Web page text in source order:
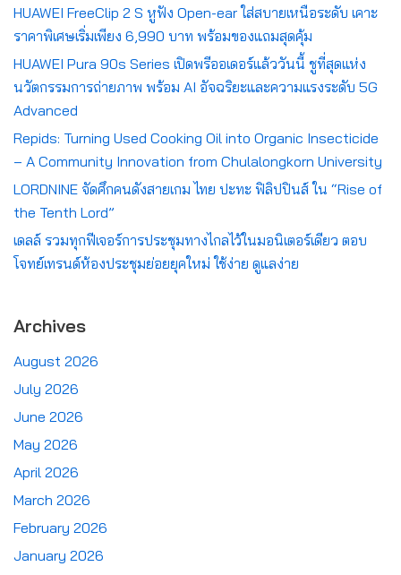
HUAWEI FreeClip 2 S หูฟัง Open-ear ใส่สบายเหนือระดับ เคาะ
ราคาพิเศษเริ่มเพียง 6,990 บาท พร้อมของแถมสุดคุ้ม
HUAWEI Pura 90s Series เปิดพรีออเดอร์แล้ววันนี้ ชูที่สุดแห่ง
นวัตกรรมการถ่ายภาพ พร้อม AI อัจฉริยะและความแรงระดับ 5G
Advanced
Repids: Turning Used Cooking Oil into Organic Insecticide
– A Community Innovation from Chulalongkorn University
LORDNINE จัดศึกคนดังสายเกม ไทย ปะทะ ฟิลิปปินส์ ใน “Rise of
the Tenth Lord”
เดลล์ รวมทุกฟีเจอร์การประชุมทางไกลไว้ในมอนิเตอร์เดียว ตอบ
โจทย์เทรนด์ห้องประชุมย่อยยุคใหม่ ใช้ง่าย ดูแลง่าย
Archives
August 2026
July 2026
June 2026
May 2026
April 2026
March 2026
February 2026
January 2026